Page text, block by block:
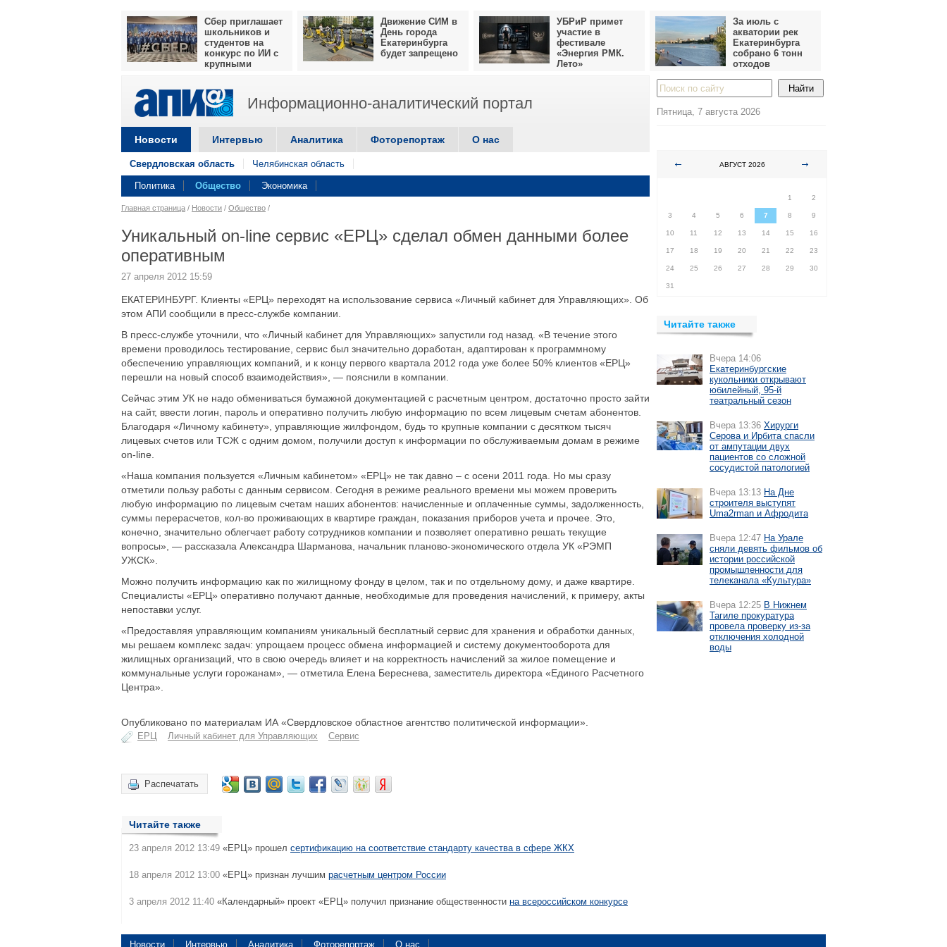
Сбер приглашает
школьников и
студентов на
конкурс по ИИ с
крупными
Движение СИМ в
День города
Екатеринбурга
будет запрещено
УБРиР примет
участие в
фестивале
«Энергия РМК.
Лето»
За июль с
акватории рек
Екатеринбурга
собрано 6 тонн
отходов
Информационно-аналитический портал
Новости Интервью Аналитика Фоторепортаж О нас
Свердловская область Челябинская область
Политика Общество Экономика
Главная страница / Новости / Общество /
Уникальный on-line сервис «ЕРЦ» сделал обмен данными более
оперативным
27 апреля 2012 15:59
ЕКАТЕРИНБУРГ. Клиенты «ЕРЦ» переходят на использование сервиса «Личный кабинет для Управляющих». Об
этом АПИ сообщили в пресс-службе компании.
В пресс-службе уточнили, что «Личный кабинет для Управляющих» запустили год назад. «В течение этого
времени проводилось тестирование, сервис был значительно доработан, адаптирован к программному
обеспечению управляющих компаний, и к концу первого квартала 2012 года уже более 50% клиентов «ЕРЦ»
перешли на новый способ взаимодействия», — пояснили в компании.
Сейчас этим УК не надо обмениваться бумажной документацией с расчетным центром, достаточно просто зайти
на сайт, ввести логин, пароль и оперативно получить любую информацию по всем лицевым счетам абонентов.
Благодаря «Личному кабинету», управляющие жилфондом, будь то крупные компании с десятком тысяч
лицевых счетов или ТСЖ с одним домом, получили доступ к информации по обслуживаемым домам в режиме
on-line.
«Наша компания пользуется «Личным кабинетом» «ЕРЦ» не так давно – с осени 2011 года. Но мы сразу
отметили пользу работы с данным сервисом. Сегодня в режиме реального времени мы можем проверить
любую информацию по лицевым счетам наших абонентов: начисленные и оплаченные суммы, задолженность,
суммы перерасчетов, кол-во проживающих в квартире граждан, показания приборов учета и прочее. Это,
конечно, значительно облегчает работу сотрудников компании и позволяет оперативно решать текущие
вопросы», — рассказала Александра Шарманова, начальник планово-экономического отдела УК «РЭМП
УЖСК».
Можно получить информацию как по жилищному фонду в целом, так и по отдельному дому, и даже квартире.
Специалисты «ЕРЦ» оперативно получают данные, необходимые для проведения начислений, к примеру, акты
непоставки услуг.
«Предоставляя управляющим компаниям уникальный бесплатный сервис для хранения и обработки данных,
мы решаем комплекс задач: упрощаем процесс обмена информацией и систему документооборота для
жилищных организаций, что в свою очередь влияет и на корректность начислений за жилое помещение и
коммунальные услуги горожанам», — отметила Елена Береснева, заместитель директора «Единого Расчетного
Центра».
Опубликовано по материалам ИА «Свердловское областное агентство политической информации».
ЕРЦ Личный кабинет для Управляющих Сервис
Распечатать
Читайте также
23 апреля 2012 13:49 «ЕРЦ» прошел сертификацию на соответствие стандарту качества в сфере ЖКХ
18 апреля 2012 13:00 «ЕРЦ» признан лучшим расчетным центром России
3 апреля 2012 11:40 «Календарный» проект «ЕРЦ» получил признание общественности на всероссийском конкурсе
Пятница, 7 августа 2026
АВГУСТ 2026
1
2
3 4 5 6 7 8 9
10 11 12 13 14 15 16
17 18 19 20 21 22 23
24 25 26 27 28 29 30
31
Читайте также
Вчера 14:06
Екатеринбургские
кукольники открывают
юбилейный, 95-й
театральный сезон
Вчера 13:36 Хирурги
Серова и Ирбита спасли
от ампутации двух
пациентов со сложной
сосудистой патологией
Вчера 13:13 На Дне
строителя выступят
Uma2rman и Афродита
Вчера 12:47 На Урале
сняли девять фильмов об
истории российской
промышленности для
телеканала «Культура»
Вчера 12:25 В Нижнем
Тагиле прокуратура
провела проверку из-за
отключения холодной
воды
Новости Интервью Аналитика Фоторепортаж О нас